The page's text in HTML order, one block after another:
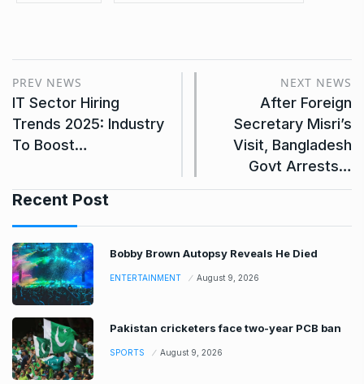
PREV NEWS
IT Sector Hiring
Trends 2025: Industry
To Boost…
NEXT NEWS
After Foreign
Secretary Misri’s
Visit, Bangladesh
Govt Arrests…
Recent Post
Bobby Brown Autopsy Reveals He Died
ENTERTAINMENT August 9, 2026
Pakistan cricketers face two-year PCB ban
SPORTS August 9, 2026